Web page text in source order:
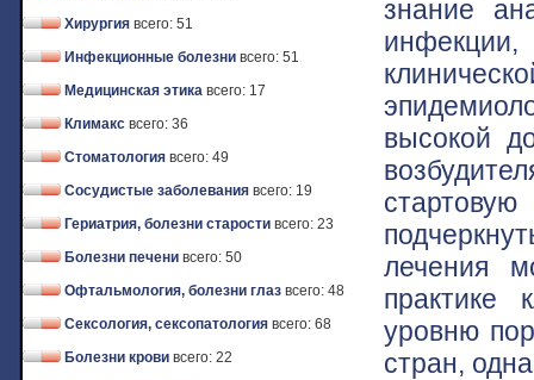
Хирургия всего: 51
Инфекционные болезни всего: 51
Медицинская этика всего: 17
Климакс всего: 36
Стоматология всего: 49
Сосудистые заболевания всего: 19
Гериатрия, болезни старости всего: 23
Болезни печени всего: 50
Офтальмология, болезни глаз всего: 48
Сексология, сексопатология всего: 68
Болезни крови всего: 22
знание
инфекции,
высокой
лечения
практике
уровню
стран,